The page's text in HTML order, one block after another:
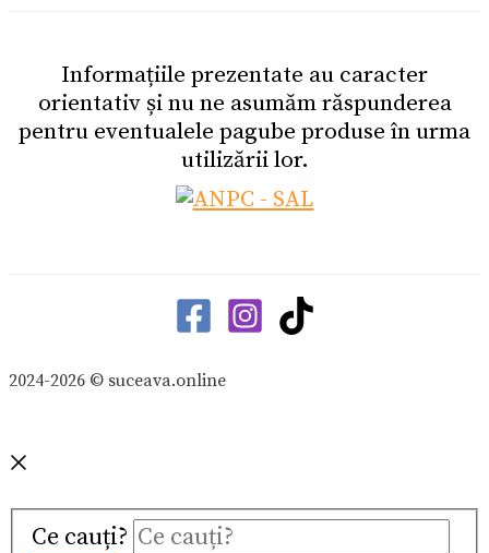
Informațiile prezentate au caracter
orientativ și nu ne asumăm răspunderea
pentru eventualele pagube produse în urma
utilizării lor.
2024-2026 © suceava.online
Ce cauți?